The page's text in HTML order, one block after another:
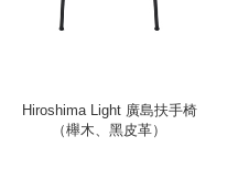
Hiroshima Light 廣島扶手椅
（櫸木、黑皮革）